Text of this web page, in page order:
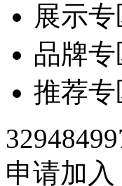
展示专
品牌专
推荐专
申请加入